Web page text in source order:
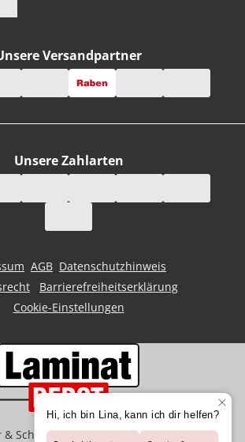
Unsere Zahlarten
Versandpartner
AGB Datenschutzhinweis
Barrierefreiheitserklärung
Cookie-Einstellungen
& Schaffart GmbH | Der Spezialist für